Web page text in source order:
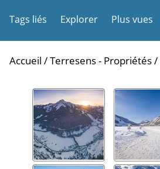
Tags liés Explorer Plus vues
Accueil /Terresens - Propriétés/